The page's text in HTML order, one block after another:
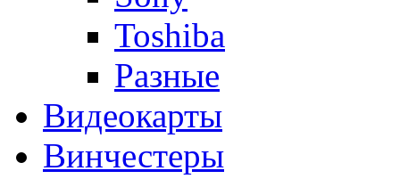
Toshiba
Разные
Видеокарты
Винчестеры